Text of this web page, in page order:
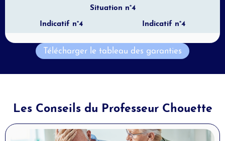
Situation n°4
Indicatif n°4
Indicatif n°4
Télécharger le tableau des garanties
Les Conseils du Professeur Chouette